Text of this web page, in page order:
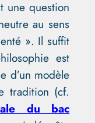
une question
au sens
». Il suffit
est
d’un modèle
tradition (cf.
du bac